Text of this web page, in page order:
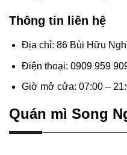
Thông tin liên hệ
Địa chỉ: 86 Bùi Hữu
Điện thoại: 0909 959
Giờ mở cửa: 07:00 –
Quán mì Song